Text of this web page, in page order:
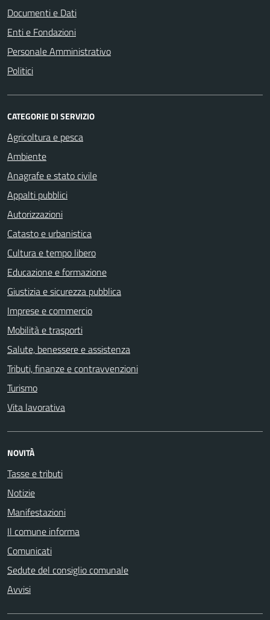
Documenti e Dati
Enti e Fondazioni
Personale Amministrativo
Politici
CATEGORIE DI SERVIZIO
Agricoltura e pesca
Ambiente
Anagrafe e stato civile
Appalti pubblici
Autorizzazioni
Catasto e urbanistica
Cultura e tempo libero
Educazione e formazione
Giustizia e sicurezza pubblica
Imprese e commercio
Mobilità e trasporti
Salute, benessere e assistenza
Tributi, finanze e contravvenzioni
Turismo
Vita lavorativa
NOVITÀ
Tasse e tributi
Notizie
Manifestazioni
Il comune informa
Comunicati
Sedute del consiglio comunale
Avvisi